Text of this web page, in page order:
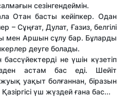
сезінгендеймін.
Отан басты кейіпкер. Одан
– Сұңғат, Дулат, Ғазиз, белгілі
мен Аршын сұлу бар. Бұларды
деуге болады.
не үшін күзетіп
астам бас еді. Шейіт
уақыт болғаннан, біразын
үш жүздей ғана бас...